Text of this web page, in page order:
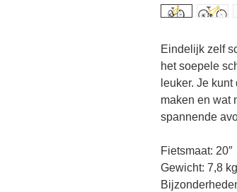
Eindelijk zelf
het soepele
leuker. Je
maken en wat
spannende
Fietsmaat: 20″
Gewicht: 7,8 kg